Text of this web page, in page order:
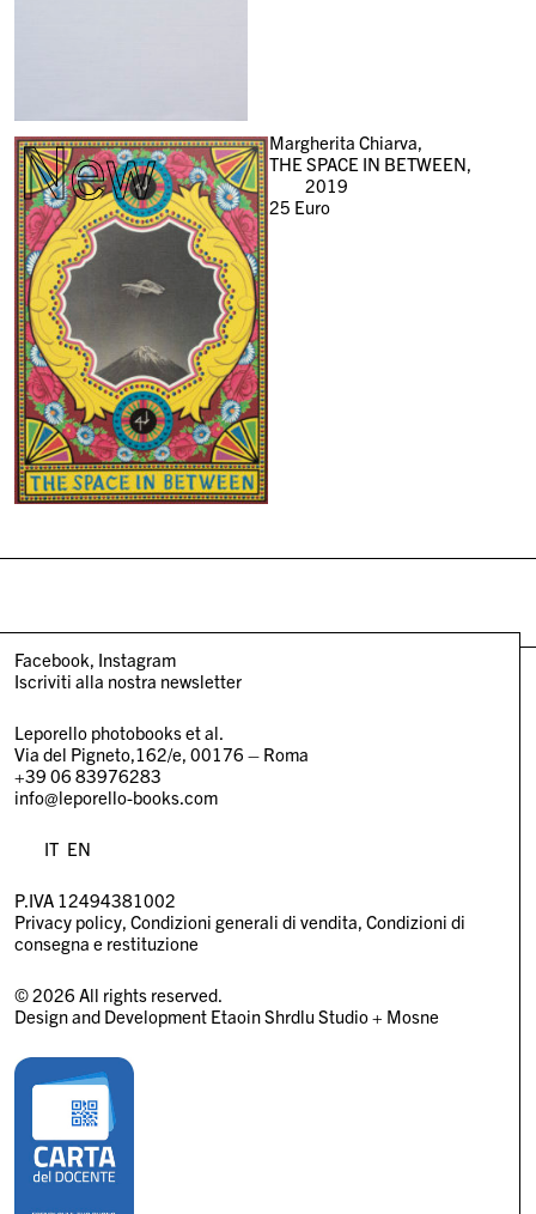
New
Margherita Chiarva,
THE SPACE IN BETWEEN,
2019
25 Euro
Facebook Instagram
Iscriviti alla nostra newsletter
Leporello photobooks et al.
Via del Pigneto,162/e, 00176 – Roma
+39 06 83976283
info@leporello-books.com
IT EN
P.IVA 12494381002
Privacy policy Condizioni generali di vendita Condizioni di
consegna e restituzione
© 2026 All rights reserved.
Design and Development Etaoin Shrdlu Studio+ Mosne